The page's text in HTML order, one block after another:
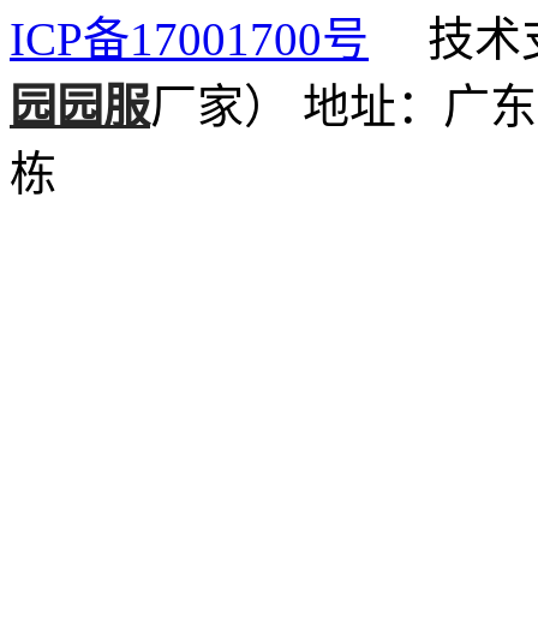
ICP备17001700号 技术
园园服厂家） 地址：广
栋